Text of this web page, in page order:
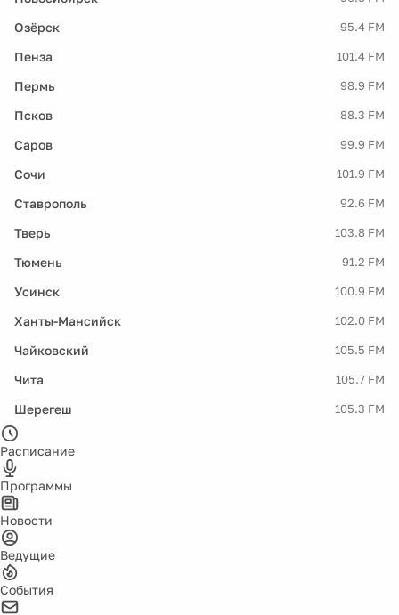
Озёрск 95.4 FM
Пенза 101.4 FM
Пермь 98.9 FM
Псков 88.3 FM
Саров 99.9 FM
Сочи 101.9 FM
Ставрополь 92.6 FM
Тверь 103.8 FM
Тюмень 91.2 FM
Усинск 100.9 FM
Ханты-Мансийск 102.0 FM
Чайковский 105.5 FM
Чита 105.7 FM
Шерегеш 105.3 FM
Расписание
Программы
Новости
Ведущие
События